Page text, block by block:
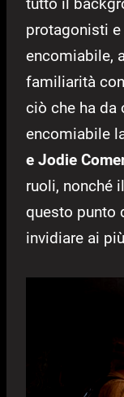
tutto il
protagonisti
encomiabile,
familiarità
ciò che ha da
encomiabile
e Jodie
ruoli, nonché
questo punto
invidiare ai